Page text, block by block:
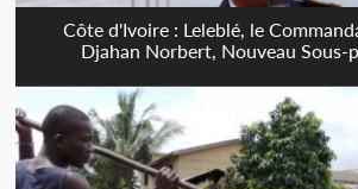
Côte d'Ivoire : Leleblé, le
Djahan Norbert, Nouveau Sous-